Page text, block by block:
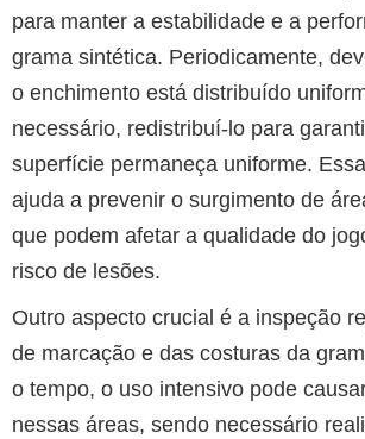
para manter a estabilidade e a
grama sintética. Periodicamente,
o enchimento está distribuído
necessário, redistribuí-lo para
superfície permaneça uniforme.
ajuda a prevenir o surgimento de
que podem afetar a qualidade do
risco de lesões.
Outro aspecto crucial é a inspeção
de marcação e das costuras da
o tempo, o uso intensivo pode
nessas áreas, sendo necessário